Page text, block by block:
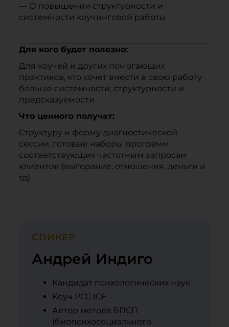
— О повышении структурности и
системности коучинговой работы
Для кого будет полезно:
Для коучей и других помогающих
практиков, кто хочет внести в свою работу
больше системности, структурности и
предсказуемости
Что ценного получат:
Структуру и форму диагностической
сессии, готовые наборы программ,
соответствующих частотным запросам
клиентов (выгорание, отношения, деньги и
тд)
СПИКЕР
Андрей Индиго
Кандидат психологических наук
Коуч PCC ICF
Автор метода БПСП
(биопсихосоциального